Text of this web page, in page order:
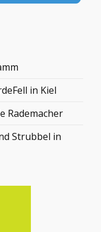
in Kiel
Rademacher
Strubbel in